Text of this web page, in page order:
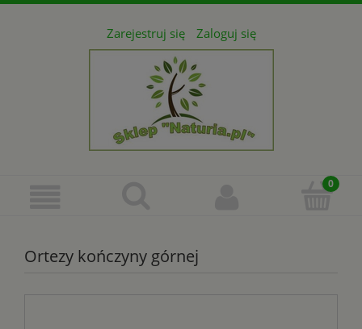
Zarejestruj się Zaloguj się
Ortezy kończyny górnej